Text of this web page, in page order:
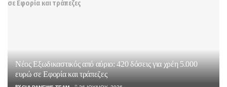
Νέος Εξωδικαστικός από αύριο: 420 δόσεις για χρέη 5.000
ευρώ σε Εφορία και τράπεζες